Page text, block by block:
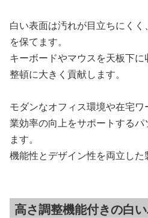
白い表面は汚れが目立ちにく
を保てます。
キーボードやマウスを天板下
整頓に大きく貢献します。
モダンなオフィス環境や在宅
業効率の向上をサポートするパ
ます。
機能性とデザイン性を両立した
高さ調整機能付きの白